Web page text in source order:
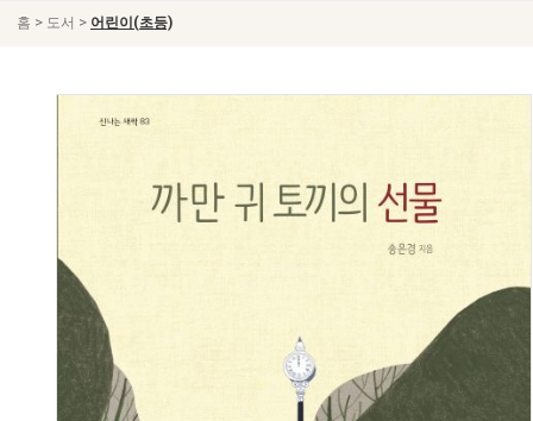
홈 > 도서 > 어린이(초등)